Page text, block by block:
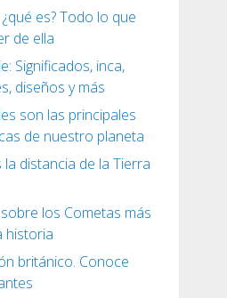
es? Todo lo que
de ella
Significados, inca,
diseños y más
son las principales
de nuestro planeta
la distancia de la Tierra
los Cometas más
historia
británico. Conoce